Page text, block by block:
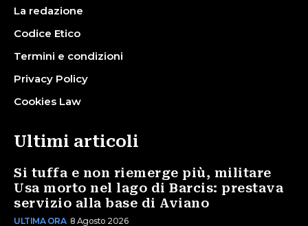
La redazione
Codice Etico
Termini e condizioni
Privacy Policy
Cookies Law
Ultimi articoli
Si tuffa e non riemerge più, militare
Usa morto nel lago di Barcis: prestava
servizio alla base di Aviano
ULTIMA ORA 8 Agosto 2026